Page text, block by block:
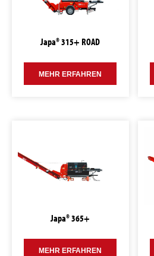
Japa® 315+ ROAD
MEHR ERFAHREN
Japa® 365+
MEHR ERFAHREN